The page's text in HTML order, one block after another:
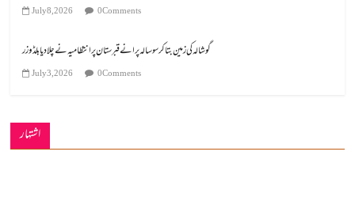
July 8, 2026 0 Comments
گوشالہ کی زمین بتا کر سوسالہ پرانے قبرستان پر انتظامیہ نے چلا دیا بلڈوزر
July 3, 2026 0 Comments
اشتہار